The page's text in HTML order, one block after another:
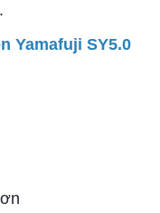
Yamafuji SY5.0